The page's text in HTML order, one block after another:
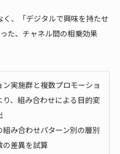
、「デジタルで興味を持たせ
た、チャネル間の相乗効果
ン実施群と複数プロモーショ
り、組み合わせによる目的変
組み合わせパターン別の層別
の差異を試算